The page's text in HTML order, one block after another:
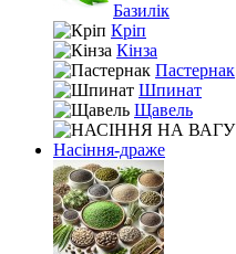
Базилік
Кріп
Кінза
Пастернак
Шпинат
Щавель
Насіння-драже